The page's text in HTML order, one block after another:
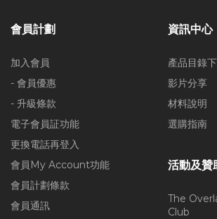
會員計劃
加入會員
- 會員優惠
- 升級條款
電子會員証功能
更換電話再登入
會員My Account功能
會員計劃條款
會員通訊
資訊中心
產品目錄
影片分享
材料說明
選購指南
活動及贊
The
Club